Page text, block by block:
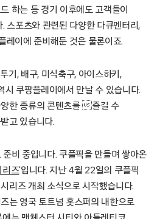
하는 등 경기 이후에도 고객들이
스포츠와 관련된 다양한 다큐멘터리,
레이에 준비해둔 것은 물론이죠.
기, 배구, 미식축구, 아이스하키,
시 쿠팡플레이에서 만날 수 있습니다.
한 종류의 콘텐츠를 즐길 수
고 있습니다.
비 중입니다. 쿠플픽을 만들며 쌓아온
리즈‘입니다. 지난 4월 22일의 쿠플픽
리즈 개최 소식으로 시작했습니다.
는 영국 토트넘 홋스퍼의 내한으로